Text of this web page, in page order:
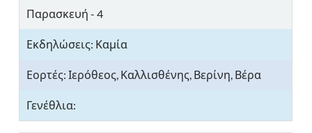
Παρασκευή - 4
Ιερόθεος, Καλλισθένης, Βερίνη, Βέρα